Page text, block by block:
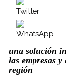
una solución
las empresas
región